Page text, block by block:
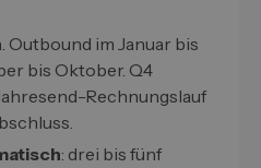
. Outbound im Januar bis
bis Oktober. Q4
Rechnungslauf
: drei bis fünf